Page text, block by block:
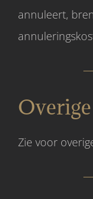
annuleert,
Zie voor